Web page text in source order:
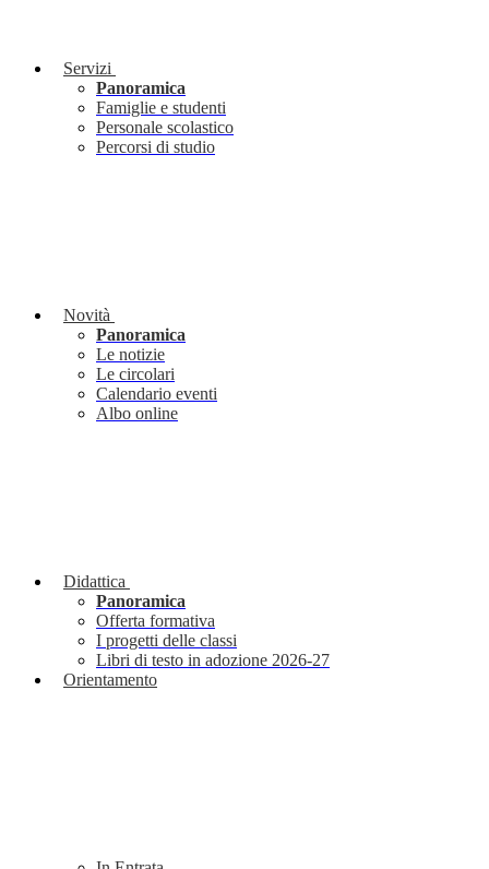
Servizi
Panoramica
Famiglie e studenti
Personale scolastico
Percorsi di studio
Novità
Panoramica
Le notizie
Le circolari
Calendario eventi
Albo online
Didattica
Panoramica
Offerta formativa
I progetti delle classi
Libri di testo in adozione 2026-27
Orientamento